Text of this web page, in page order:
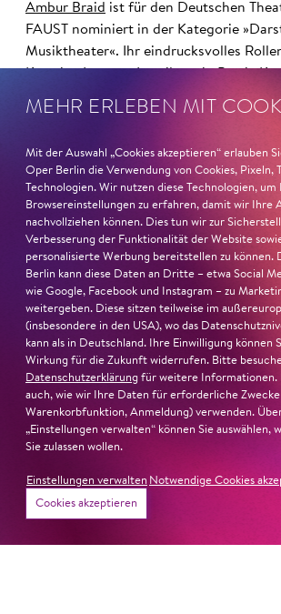
Ambur Braid ist für den Deutschen
FAUST nominiert in der Kategorie
Musiktheater«. Ihr eindrucksvolles
sei jederzeit
Publikum in ihren Bann, fordere zum
zurück, lobt die Jury Ambur Braids
und ihre starke Bühnenpräsenz:
»In dem überwältigenden
sind Auflehnung und Verletzlichkeit
wie die verzweifelte Einsamkeit ihrer
Begründung
MEHR ERLEBEN MIT
Mit der Auswahl „Cookies akzeptieren“ erlauben
Oper Berlin die Verwendung von Cookies, Pixeln,
Technologien. Wir nutzen diese Technologien,
Browsereinstellungen zu erfahren, damit wir Ihre
nachvollziehen können. Dies tun wir zur
Verbesserung der Funktionalität der Website
personalisierte Werbung bereitstellen zu können.
Berlin kann diese Daten an Dritte – etwa Social
wie Google, Facebook und Instagram – zu
weitergeben. Diese sitzen teilweise im
(insbesondere in den USA), wo das
kann als in Deutschland. Ihre Einwilligung können
Wirkung für die Zukunft widerrufen. Bitte
Datenschutzerklärung für weitere Informationen.
auch, wie wir Ihre Daten für erforderliche Zwecke
Warenkorbfunktion, Anmeldung) verwenden.
„Einstellungen verwalten“ können Sie auswählen,
Sie zulassen wollen.
Einstellungen verwalten Notwendige Cookies
Cookies akzeptieren